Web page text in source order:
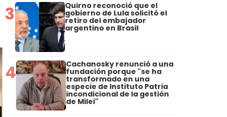
3 Quirno reconoció que el
gobierno de Lula solicitó el
retiro del embajador
argentino en Brasil
4 Cachanosky renunció a una
fundación porque "se ha
transformado en una
especie de Instituto Patria
incondicional de la gestión
de Milei"